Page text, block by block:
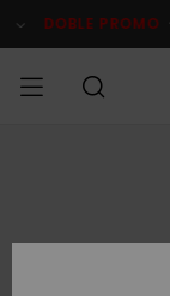
del
DOBLE PROMO